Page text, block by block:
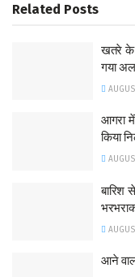
Related Posts
खतरे के
गया
आगरा
किया
बारिश
आने